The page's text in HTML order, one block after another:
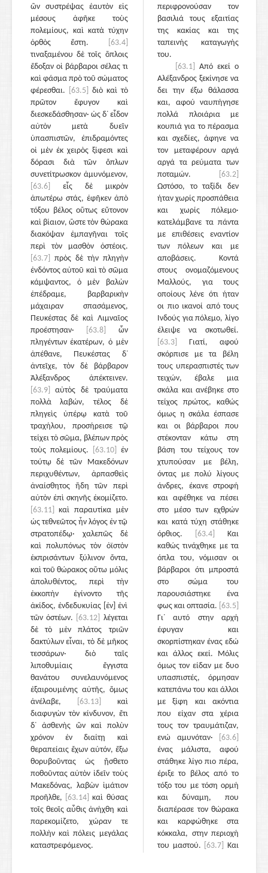
ὢν συστρέψας ἑαυτὸν εἰς
μέσους ἀφῆκε τοὺς
πολεμίους, καὶ κατὰ τύχην
ὀρθὸς ἔστη.
[63.4]
τιναξαμένου δὲ τοῖς ὅπλοις
ἔδοξαν οἱ βάρβαροι σέλας τι
καὶ φάσμα πρὸ τοῦ σώματος
φέρεσθαι.
[63.5]
διὸ καὶ τὸ
πρῶτον ἔφυγον καὶ
διεσκεδάσθησαν· ὡς δ᾽ εἶδον
αὐτὸν μετὰ δυεῖν
ὑπασπιστῶν, ἐπιδραμόντες
οἱ μὲν ἐκ χειρὸς ξίφεσι καὶ
δόρασι διὰ τῶν ὅπλων
συνετίτρωσκον ἀμυνόμενον,
[63.6]
εἷς δὲ μικρὸν
ἀπωτέρω στάς, ἐφῆκεν ἀπὸ
τόξου βέλος οὕτως εὔτονον
καὶ βίαιον, ὥστε τὸν θώρακα
διακόψαν ἐμπαγῆναι τοῖς
περὶ τὸν μασθὸν ὀστέοις.
[63.7]
πρὸς δὲ τὴν πληγὴν
ἐνδόντος αὐτοῦ καὶ τὸ σῶμα
κάμψαντος, ὁ μὲν βαλὼν
ἐπέδραμε, βαρβαρικὴν
μάχαιραν σπασάμενος,
Πευκέστας δὲ καὶ Λιμναῖος
προέστησαν·
[63.8]
ὧν
πληγέντων ἑκατέρων, ὁ μὲν
ἀπέθανε, Πευκέστας δ᾽
ἀντεῖχε, τὸν δὲ βάρβαρον
Ἀλέξανδρος ἀπέκτεινεν.
[63.9]
αὐτὸς δὲ τραύματα
πολλὰ λαβών, τέλος δὲ
πληγεὶς ὑπέρῳ κατὰ τοῦ
τραχήλου, προσήρεισε τῷ
τείχει τὸ σῶμα, βλέπων πρὸς
τοὺς πολεμίους.
[63.10]
ἐν
τούτῳ δὲ τῶν Μακεδόνων
περιχυθέντων, ἁρπασθεὶς
ἀναίσθητος ἤδη τῶν περὶ
αὐτὸν ἐπὶ σκηνῆς ἐκομίζετο.
[63.11]
καὶ παραυτίκα μὲν
ὡς τεθνεῶτος ἦν λόγος ἐν τῷ
στρατοπέδῳ· χαλεπῶς δὲ
καὶ πολυπόνως τὸν ὀϊστὸν
ἐκπρισάντων ξύλινον ὄντα,
καὶ τοῦ θώρακος οὕτω μόλις
ἀπολυθέντος, περὶ τὴν
ἐκκοπὴν ἐγίνοντο τῆς
ἀκίδος, ἐνδεδυκυίας [ἐν] ἑνὶ
τῶν ὀστέων.
[63.12]
λέγεται
δὲ τὸ μὲν πλάτος τριῶν
δακτύλων εἶναι, τὸ δὲ μῆκος
τεσσάρων· διὸ ταῖς
λιποθυμίαις ἔγγιστα
θανάτου συνελαυνόμενος
ἐξαιρουμένης αὐτῆς, ὅμως
ἀνέλαβε,
[63.13]
καὶ
διαφυγὼν τὸν κίνδυνον, ἔτι
δ᾽ ἀσθενὴς ὢν καὶ πολὺν
χρόνον ἐν διαίτῃ καὶ
θεραπείαις ἔχων αὑτόν, ἔξω
θορυβοῦντας ὡς ᾔσθετο
ποθοῦντας αὐτὸν ἰδεῖν τοὺς
Μακεδόνας, λαβὼν ἱμάτιον
προῆλθε,
[63.14] καὶ θύσας
τοῖς θεοῖς αὖθις ἀνήχθη καὶ
παρεκομίζετο, χώραν τε
πολλὴν καὶ πόλεις μεγάλας
καταστρεφόμενος.
περιφρονούσαν τον
βασιλιά τους εξαιτίας
της κακίας και της
ταπεινής καταγωγής
του.
[63.1]
Από εκεί ο
Αλέξανδρος ξεκίνησε να
δει την έξω θάλασσα
και, αφού ναυπήγησε
πολλά πλοιάρια με
κουπιά για το πέρασμα
και σχεδίες, άφηνε να
τον μεταφέρουν αργά
αργά τα ρεύματα των
ποταμών.
[63.2]
Ωστόσο, το ταξίδι δεν
ήταν χωρίς προσπάθεια
και χωρίς πόλεμο·
κατελάμβανε τα πάντα
με επιθέσεις εναντίον
των πόλεων και με
αποβάσεις. Κοντά
στους ονομαζόμενους
Μαλλούς, για τους
οποίους λένε ότι ήταν
οι πιο ικανοί από τους
Ινδούς για πόλεμο, λίγο
έλειψε να σκοτωθεί.
[63.3]
Γιατί, αφού
σκόρπισε με τα βέλη
τους υπερασπιστές των
τειχών, έβαλε μια
σκάλα και ανέβηκε στο
τείχος πρώτος, καθώς
όμως η σκάλα έσπασε
και οι βάρβαροι που
στέκονταν κάτω στη
βάση του τείχους τον
χτυπούσαν με βέλη,
όντας με πολύ λίγους
άνδρες, έκανε στροφή
και αφέθηκε να πέσει
στο μέσο των εχθρών
και κατά τύχη στάθηκε
όρθιος.
[63.4]
Και
καθώς τινάχθηκε με τα
όπλα του, νόμισαν οι
βάρβαροι ότι μπροστά
στο σώμα του
παρουσιάστηκε ένα
φως και οπτασία. [63.5]
Γι᾽ αυτό στην αρχή
έφυγαν και
σκορπίστηκαν ένας εδώ
και άλλος εκεί. Μόλις
όμως τον είδαν με δυο
υπασπιστές, όρμησαν
κατεπάνω του και άλλοι
με ξίφη και ακόντια
που είχαν στα χέρια
τους τον τραυμάτιζαν,
ενώ αμυνόταν·
[63.6]
ένας μάλιστα, αφού
στάθηκε λίγο πιο πέρα,
έριξε το βέλος από το
τόξο του με τόση ορμή
και δύναμη, που
διαπέρασε τον θώρακα
και καρφώθηκε στα
κόκκαλα, στην περιοχή
του μαστού.
[63.7]
Και